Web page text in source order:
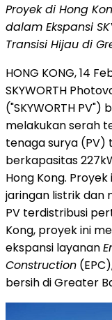
Proyek di Hong
dalam Ekspansi
Transisi Hijau di
HONG KONG,14
SKYWORTH
("SKYWORTH
melakukan serah
tenaga surya (PV)
berkapasitas
Hong Kong.
jaringan listrik dan
PV terdistribusi
Kong, proyek ini
ekspansi layanan
Construction
bersih di Greater